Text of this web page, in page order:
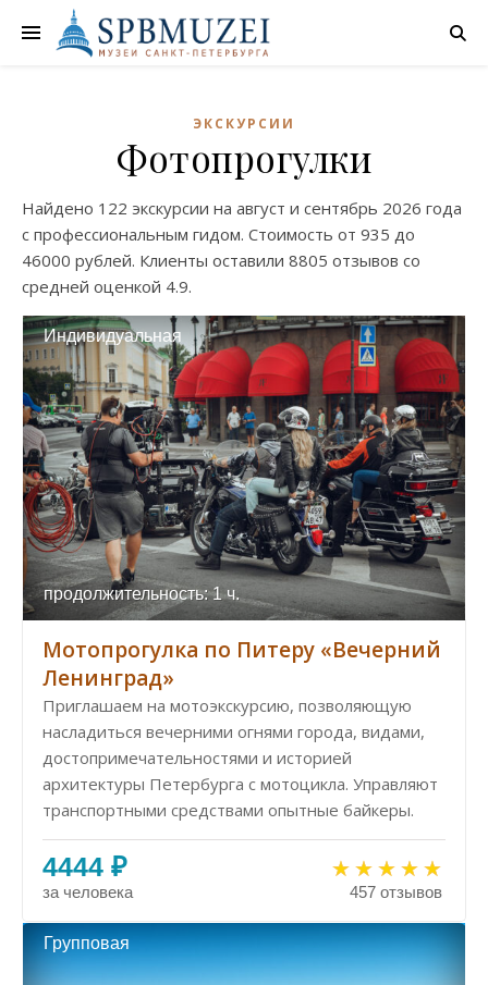
ЭКСКУРСИИ
Фотопрогулки
Найдено 122 экскурсии на август и сентябрь 2026 года
с профессиональным гидом. Стоимость от 935 до
46000 рублей. Клиенты оставили 8805 отзывов со
средней оценкой 4.9.
Индивидуальная
продолжительность: 1 ч.
Мотопрогулка по Питеру «Вечерний
Ленинград»
Приглашаем на мотоэкскурсию, позволяющую
насладиться вечерними огнями города, видами,
достопримечательностями и историей
архитектуры Петербурга с мотоцикла. Управляют
транспортными средствами опытные байкеры.
4444 ₽
за человека 457 отзывов
Групповая